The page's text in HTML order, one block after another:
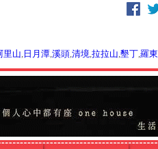
里山, 日月潭,溪頭,清境,拉拉山,墾丁,羅東